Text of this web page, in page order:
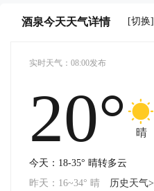
酒泉今天天气详情 [切换]
实时天气：08:00发布
20° 晴
今天：18-35° 晴转多云
昨天：16~34° 晴
历史天气>